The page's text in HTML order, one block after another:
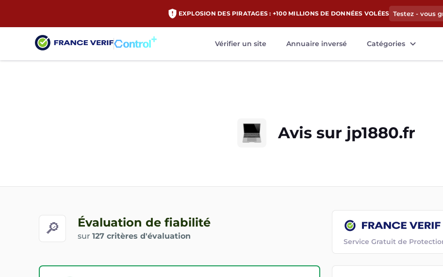
EXPLOSION DES PIRATAGES : +100 MILLIONS DE DONNÉES VOLÉES Testez - vous
Vérifier un site Annuaire inversé Catégories
Avis sur jp1880.fr
🔎 Évaluation de fiabilité
sur 127 critères d'évaluation
Service Gratuit de